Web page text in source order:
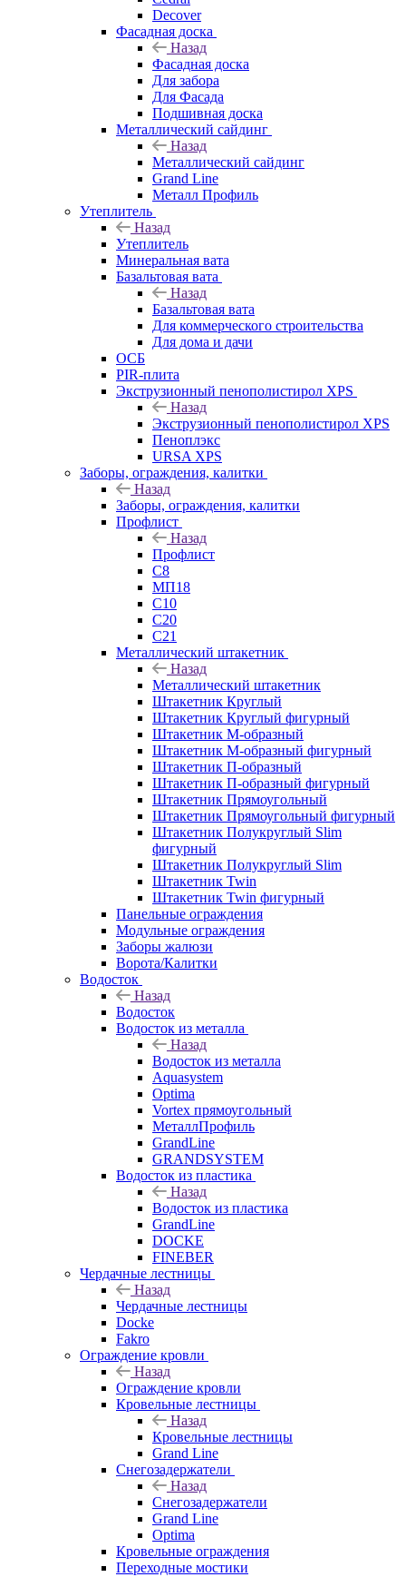
Decover
Фасадная доска
Назад
Фасадная доска
Для забора
Для Фасада
Подшивная доска
Металлический сайдинг
Назад
Металлический сайдинг
Grand Line
Металл Профиль
Утеплитель
Назад
Утеплитель
Минеральная вата
Базальтовая вата
Назад
Базальтовая вата
Для коммерческого строительства
Для дома и дачи
ОСБ
PIR-плита
Экструзионный пенополистирол XPS
Назад
Экструзионный пенополистирол XPS
Пеноплэкс
URSA XPS
Заборы, ограждения, калитки
Назад
Заборы, ограждения, калитки
Профлист
Назад
Профлист
С8
МП18
С10
С20
С21
Металлический штакетник
Назад
Металлический штакетник
Штакетник Круглый
Штакетник Круглый фигурный
Штакетник М-образный
Штакетник М-образный фигурный
Штакетник П-образный
Штакетник П-образный фигурный
Штакетник Прямоугольный
Штакетник Прямоугольный фигурный
Штакетник Полукруглый Slim
фигурный
Штакетник Полукруглый Slim
Штакетник Twin
Штакетник Twin фигурный
Панельные ограждения
Модульные ограждения
Заборы жалюзи
Ворота/Калитки
Водосток
Назад
Водосток
Водосток из металла
Назад
Водосток из металла
Aquasystem
Optima
Vortex прямоугольный
МеталлПрофиль
GrandLine
GRANDSYSTEM
Водосток из пластика
Назад
Водосток из пластика
GrandLine
DOCKE
FINEBER
Чердачные лестницы
Назад
Чердачные лестницы
Docke
Fakro
Ограждение кровли
Назад
Ограждение кровли
Кровельные лестницы
Назад
Кровельные лестницы
Grand Line
Снегозадержатели
Назад
Снегозадержатели
Grand Line
Optima
Кровельные ограждения
Переходные мостики